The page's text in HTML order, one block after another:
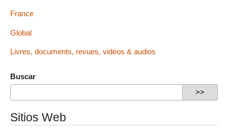
France
Global
Livres, documents, revues, vidéos & audios
Buscar
Sitios Web